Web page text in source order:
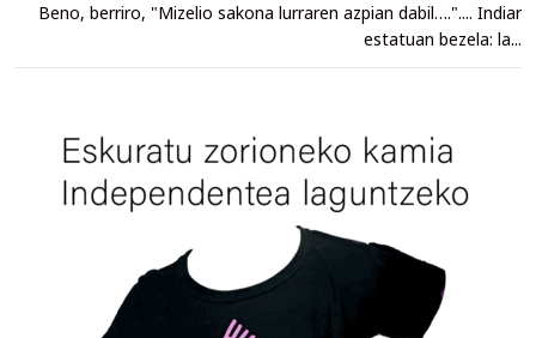
Beno, berriro, "Mizelio sakona lurraren azpian dabil….".... Indiar
estatuan bezela: la...